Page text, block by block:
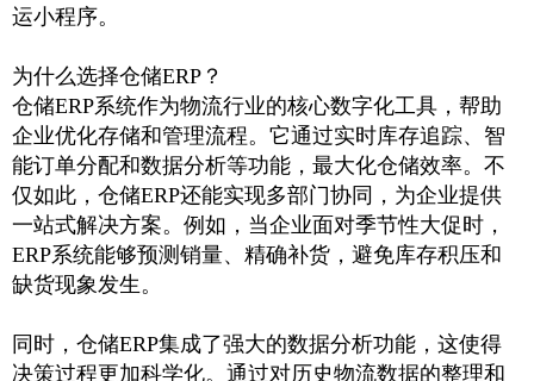
运小程序。
为什么选择仓储ERP ？
仓储ERP系统作为物流行业的核心数字化工具，帮助
企业优化存储和管理流程。它通过实时库存追踪、智
能订单分配和数据分析等功能，最大化仓储效率。不
仅如此，仓储ERP还能实现多部门协同，为企业提供
一站式解决方案。例如，当企业面对季节性大促时，
ERP系统能够预测销量、精确补货，避免库存积压和
缺货现象发生。
同时，仓储ERP集成了强大的数据分析功能，这使得
决策过程更加科学化。通过对历史物流数据的整理和